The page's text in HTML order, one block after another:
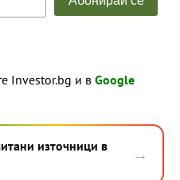
Investor.bg и в Google
източници в
→